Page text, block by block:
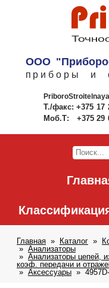
ООО
приборы и
Т./факс: +375 17
Моб.Т:
+375 29
Главная Каталог
Анализаторы
Анализаторы цепей,
коэф. передачи и
Аксессуары